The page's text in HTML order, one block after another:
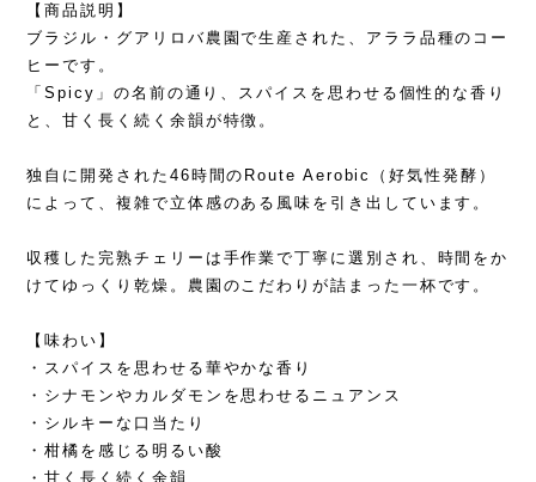
【商品説明】
ブラジル・グアリロバ農園で生産された、アララ品種のコー
ヒーです。
「Spicy」の名前の通り、スパイスを思わせる個性的な香り
と、甘く長く続く余韻が特徴。
独自に開発された46時間のRoute Aerobic（好気性発酵）
によって、複雑で立体感のある風味を引き出しています。
収穫した完熟チェリーは手作業で丁寧に選別され、時間をか
けてゆっくり乾燥。農園のこだわりが詰まった一杯です。
【味わい】
・スパイスを思わせる華やかな香り
・シナモンやカルダモンを思わせるニュアンス
・シルキーな口当たり
・柑橘を感じる明るい酸
・甘く長く続く余韻